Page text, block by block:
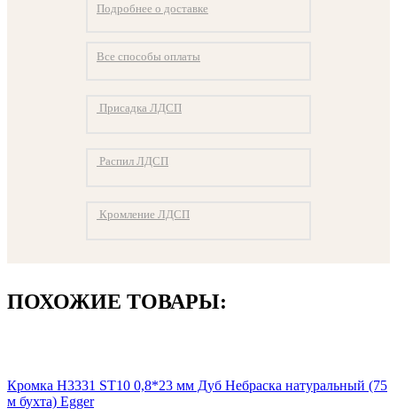
Подробнее о доставке
Все способы оплаты
Присадка ЛДСП
Распил ЛДСП
Кромление ЛДСП
ПОХОЖИЕ ТОВАРЫ:
Кромка H3331 ST10 0,8*23 мм Дуб Небраска натуральный (75
м бухта) Egger